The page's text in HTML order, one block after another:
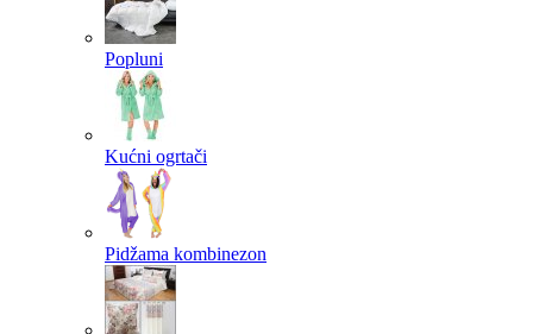
Popluni
Kućni ogrtači
Pidžama kombinezon